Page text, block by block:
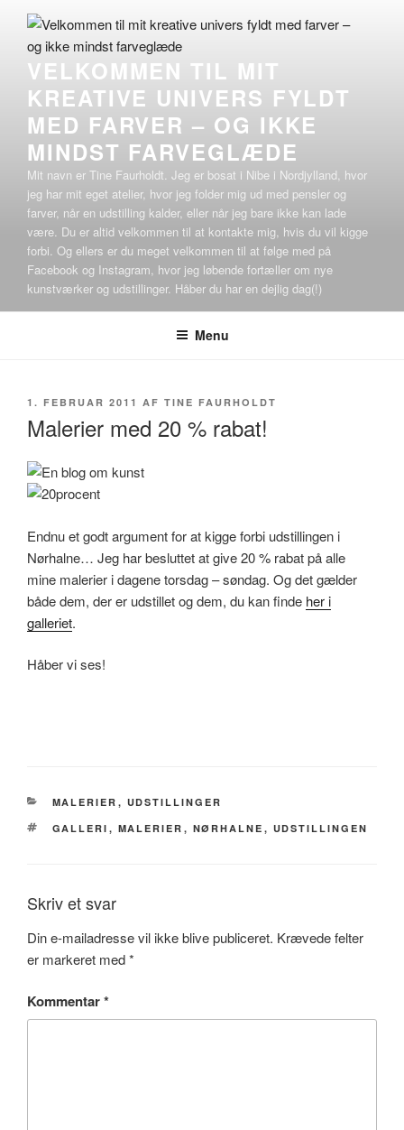
Videre
indhold
VELKOMMEN TIL MIT
KREATIVE UNIVERS FYLDT
MED FARVER – OG IKKE
MINDST FARVEGLÆDE
Mit navn er Tine Faurholdt. Jeg er bosat i Nibe i Nordjylland, hvor
jeg har mit eget atelier, hvor jeg folder mig ud med pensler og
farver, når en udstilling kalder, eller når jeg bare ikke kan lade
være. Du er altid velkommen til at kontakte mig, hvis du vil kigge
forbi. Og ellers er du meget velkommen til at følge med på
Facebook og Instagram, hvor jeg løbende fortæller om nye
kunstværker og udstillinger. Håber du har en dejlig dag(!)
Menu
UDGIVET
DEN
1. FEBRUAR 2011 AF TINE FAURHOLDT
Malerier med 20 % rabat!
Endnu et godt argument for at kigge forbi udstillingen i
Nørhalne… Jeg har besluttet at give 20 % rabat på alle
mine malerier i dagene torsdag – søndag. Og det gælder
både dem, der er udstillet og dem, du kan finde her i
galleriet.
Håber vi ses!
KATEGORIER
MALERIER , UDSTILLINGER
TAGS
GALLERI , MALERIER , NØRHALNE , UDSTILLINGEN
Skriv et svar
Din e-mailadresse vil ikke blive publiceret. Krævede felter
er markeret med*
Kommentar*